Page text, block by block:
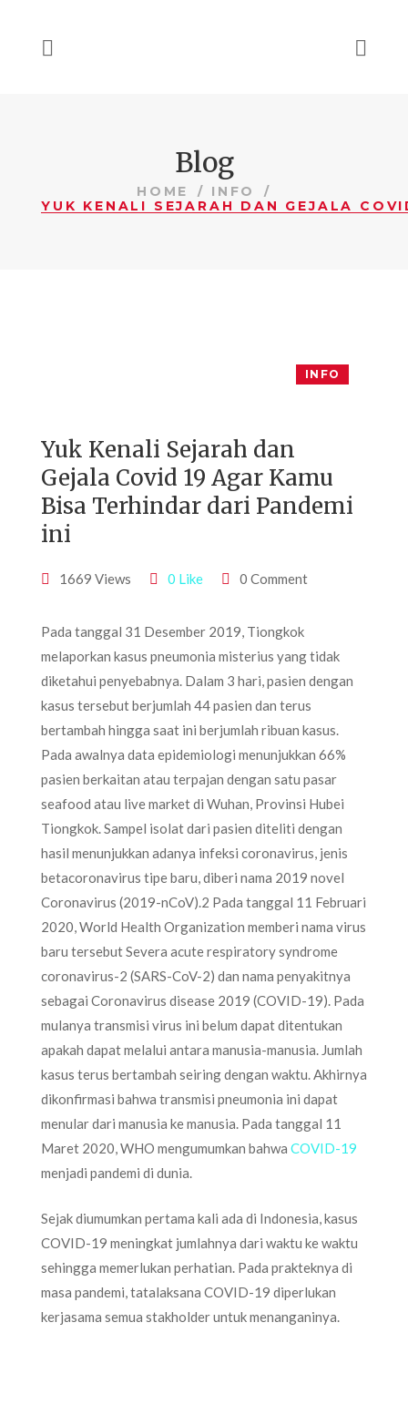
Blog
HOME INFO
INFO
Yuk Kenali Sejarah dan
Gejala Covid 19 Agar Kamu
Bisa Terhindar dari Pandemi
ini
1669 Views 0 Like 0 Comment
Pada tanggal 31 Desember 2019, Tiongkok
melaporkan kasus pneumonia misterius yang tidak
diketahui penyebabnya. Dalam 3 hari, pasien dengan
kasus tersebut berjumlah 44 pasien dan terus
bertambah hingga saat ini berjumlah ribuan kasus.
Pada awalnya data epidemiologi menunjukkan 66%
pasien berkaitan atau terpajan dengan satu pasar
seafood atau live market di Wuhan, Provinsi Hubei
Tiongkok. Sampel isolat dari pasien diteliti dengan
hasil menunjukkan adanya infeksi coronavirus, jenis
betacoronavirus tipe baru, diberi nama 2019 novel
Coronavirus (2019-nCoV).2 Pada tanggal 11 Februari
2020, World Health Organization memberi nama virus
baru tersebut Severa acute respiratory syndrome
coronavirus-2 (SARS-CoV-2) dan nama penyakitnya
sebagai Coronavirus disease 2019 (COVID-19). Pada
mulanya transmisi virus ini belum dapat ditentukan
apakah dapat melalui antara manusia-manusia. Jumlah
kasus terus bertambah seiring dengan waktu. Akhirnya
dikonfirmasi bahwa transmisi pneumonia ini dapat
menular dari manusia ke manusia. Pada tanggal 11
Maret 2020, WHO mengumumkan bahwa COVID-19
menjadi pandemi di dunia.
Sejak diumumkan pertama kali ada di Indonesia, kasus
COVID-19 meningkat jumlahnya dari waktu ke waktu
sehingga memerlukan perhatian. Pada prakteknya di
masa pandemi, tatalaksana COVID-19 diperlukan
kerjasama semua stakholder untuk menanganinya.